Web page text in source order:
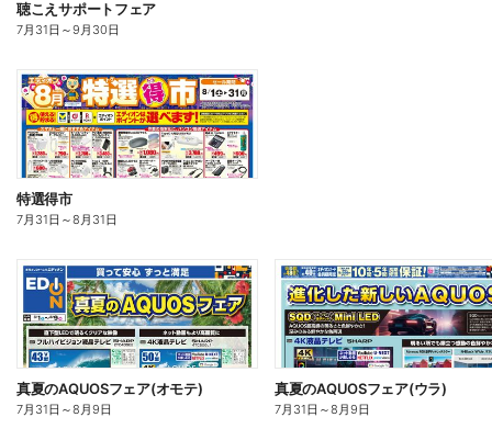
聴こえサポートフェア
7月31日 ～9月30日
特選得市
7月31日 ～8月31日
真夏のAQUOSフェア(オモテ)
7月31日 ～8月9日
真夏のAQUOSフェア(ウラ)
7月31日 ～8月9日